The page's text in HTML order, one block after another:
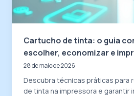
Cartucho de tinta: o guia
escolher, economizar e
28 de maio de 2026
Descubra técnicas práticas para
de tinta na impressora e garantir